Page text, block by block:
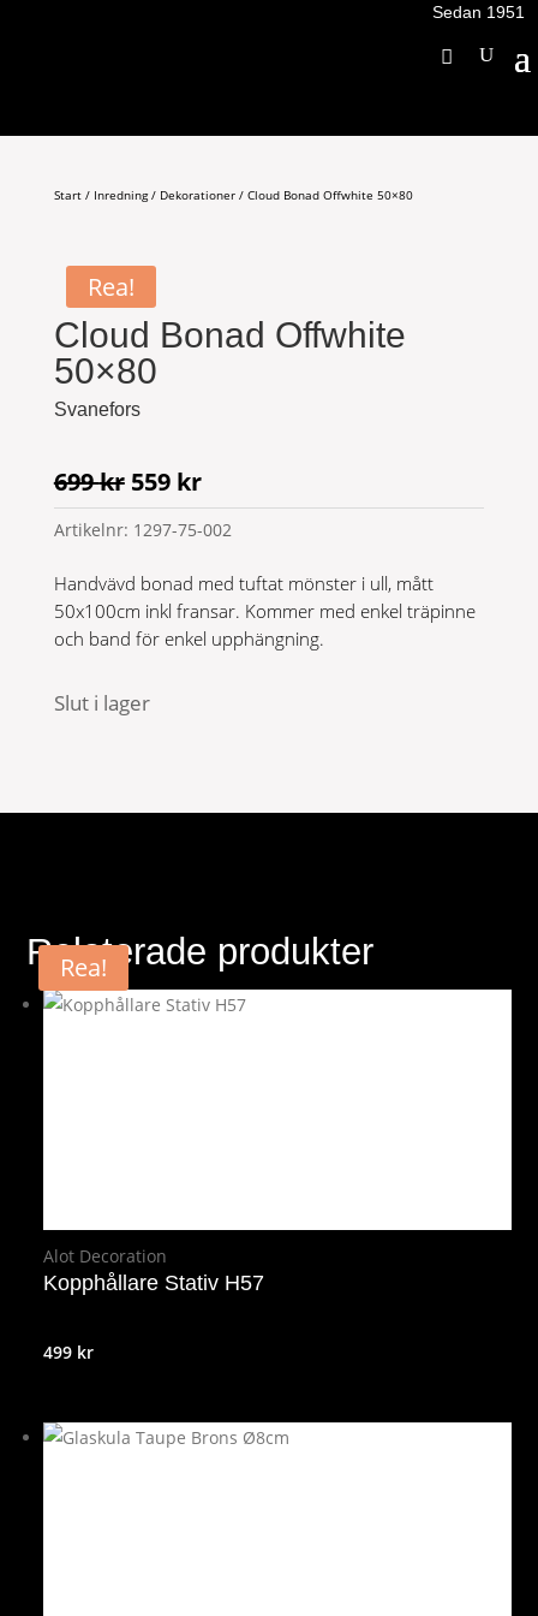
Sedan 1951
Start/ Inredning/ Dekorationer/ Cloud Bonad Offwhite 50×80
Rea!
Cloud Bonad Offwhite
50×80
Svanefors
699kr Det
ursprungliga
priset
699 kr.
559 krDet
nuvarande
priset
559 kr.
Artikelnr: 1297-75-002
Handvävd bonad med tuftat mönster i ull, mått
50x100cm inkl fransar. Kommer med enkel träpinne
och band för enkel upphängning.
Slut i lager
Relaterade produkter
Alot Decoration
Kopphållare Stativ H57
499 kr
Rea!